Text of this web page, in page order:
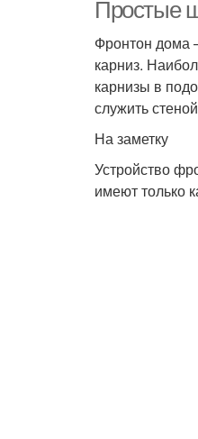
Простые
Фронтон дома
карниз.
карнизы в
служить
На заметку
Устройство
имеют только